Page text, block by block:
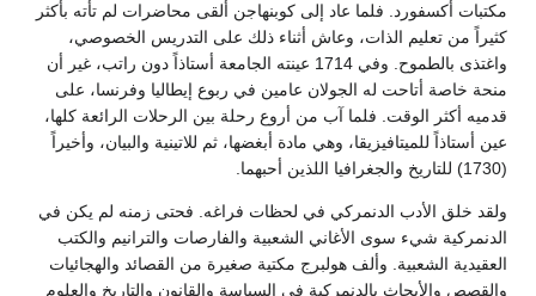
مكتبات أكسفورد. فلما عاد إلى كوبنهاجن ألقى محاضرات لم تأته بأكثر
كثيراً من تعليم الذات، وعاش أثناء ذلك على التدريس الخصوصي،
واغتذى بالطموح. وفي 1714 عينته الجامعة أستاذاً دون راتب، غير أن
منحة خاصة أتاحت له الجولان عامين في ربوع إيطاليا وفرنسا، على
قدميه أكثر الوقت. فلما آب من أروع رحلة بين الرحلات الرائعة كلها،
عين أستاذاً للميتافيزيقا، وهي مادة أبغضها، ثم للاتينية والبيان، وأخيراً
(1730) للتاريخ والجغرافيا اللذين أحبهما.
ولقد خلق الأدب الدنمركي في لحظات فراغه. فحتى زمنه لم يكن في
الدنمركية شيء سوى الأغاني الشعبية والفارصات والترانيم والكتب
العقيدية الشعبية. وألف هولبرج مكتية صغيرة من القصائد والهجائيات
والقصص والأبحاث بالدنمركية في السياسة والقانون والتاريخ والعلوم